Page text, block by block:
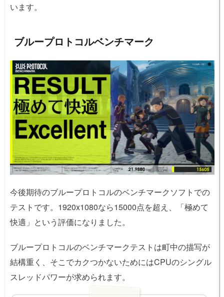
います。
ブループロトコルベンチマーク
今後期待のブループロトコルのベンチマークソフトでの
テストです。1920x1080なら15000点を超え、「極めて
快適」という評価になりました。
ブループロトコルのベンチマークテストは町中の描写が
結構重く、そこでカクつかないためにはCPUのシングル
スレッドパワーが求められます。